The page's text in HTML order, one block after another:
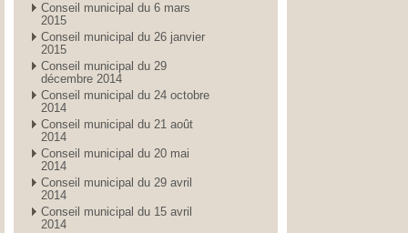
Conseil municipal du 6 mars
2015
Conseil municipal du 26 janvier
2015
Conseil municipal du 29
décembre 2014
Conseil municipal du 24 octobre
2014
Conseil municipal du 21 août
2014
Conseil municipal du 20 mai
2014
Conseil municipal du 29 avril
2014
Conseil municipal du 15 avril
2014